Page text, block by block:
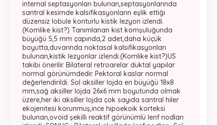
internal septasyonları bulunan,septasyonlarında
santral kesimde kalsifikasyonların eşlik ettiği
düzensiz lobule konturlu kistik lezyon izlendi.
(Komlike kist?) Tanımlanan kist komşuluğunda
büyüğü 5,5 mm çapında,2 adet,daha küçük
boyutta,duvarında noktasal kalsifikasyonları
bulunan,kistik lezyonlar izlendi.(Komlike kist?)US
takibi önerilir. Bilateral retroarelar duktal yapılar
normal görünümdedir. Pektoral kaslar normal
değerlendirildi. Sol aksiller lojda en büyüğü 18x8
mm,sağ aksiller lojda 26x6 mm boyutunda olmak
üzere,her iki aksiller lojda çok sayıda santral hiler
ekojenitesi korunmuş,ince hipoekoik korteksi
bulunan,ovoid şekilli reaktif görünümlü lenf nodları